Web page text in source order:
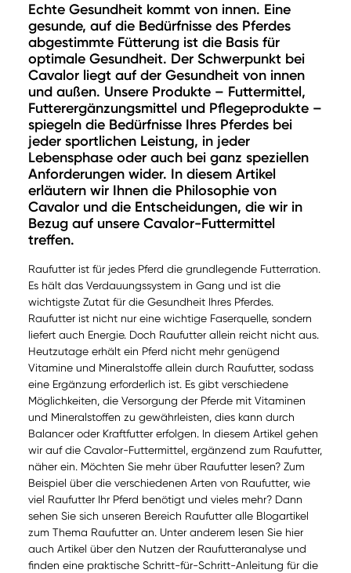
Echte Gesundheit kommt von innen. Eine
gesunde, auf die Bedürfnisse des Pferdes
abgestimmte Fütterung ist die Basis für
optimale Gesundheit. Der Schwerpunkt bei
Cavalor liegt auf der Gesundheit von innen
und außen. Unsere Produkte – Futtermittel,
Futterergänzungsmittel und Pflegeprodukte –
spiegeln die Bedürfnisse Ihres Pferdes bei
jeder sportlichen Leistung, in jeder
Lebensphase oder auch bei ganz speziellen
Anforderungen wider. In diesem Artikel
erläutern wir Ihnen die Philosophie von
Cavalor und die Entscheidungen, die wir in
Bezug auf unsere Cavalor-Futtermittel
treffen.
Raufutter ist für jedes Pferd die grundlegende Futterration.
Es hält das Verdauungssystem in Gang und ist die
wichtigste Zutat für die Gesundheit Ihres Pferdes.
Raufutter ist nicht nur eine wichtige Faserquelle, sondern
liefert auch Energie. Doch Raufutter allein reicht nicht aus.
Heutzutage erhält ein Pferd nicht mehr genügend
Vitamine und Mineralstoffe allein durch Raufutter, sodass
eine Ergänzung erforderlich ist. Es gibt verschiedene
Möglichkeiten, die Versorgung der Pferde mit Vitaminen
und Mineralstoffen zu gewährleisten, dies kann durch
Balancer oder Kraftfutter erfolgen. In diesem Artikel gehen
wir auf die Cavalor-Futtermittel, ergänzend zum Raufutter,
näher ein. Möchten Sie mehr über Raufutter lesen? Zum
Beispiel über die verschiedenen Arten von Raufutter, wie
viel Raufutter Ihr Pferd benötigt und vieles mehr? Dann
sehen Sie sich unseren Bereich Raufutter alle Blogartikel
zum Thema Raufutter an. Unter anderem lesen Sie hier
auch Artikel über den Nutzen der Raufutteranalyse und
finden eine praktische Schritt-für-Schritt-Anleitung für die